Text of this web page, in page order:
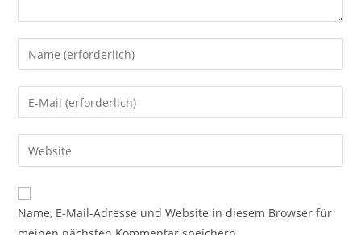
Name, E-Mail-Adresse und Website in diesem Browser für